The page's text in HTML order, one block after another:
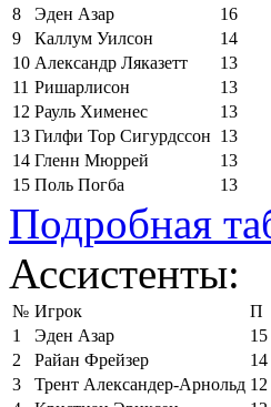
8
Эден Азар
16
9
Каллум Уилсон
14
10 Александр Ляказетт
13
11 Ришарлисон
13
12 Рауль Хименес
13
13 Гилфи Тор Сигурдссон 13
14 Гленн Мюррей
13
15 Поль Погба 13
Подробная
Ассистенты:
№ Игрок
П
1
Эден Азар
15
2
Райан Фрейзер
14
3
Трент Александер-Арнольд 12